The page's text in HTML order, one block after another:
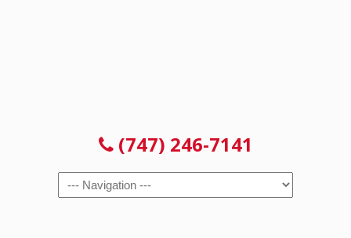
(747) 246-7141
Navigation